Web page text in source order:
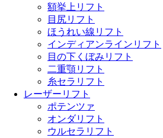
額挙上リフト
目尻リフト
ほうれい線リフト
インディアンラインリフト
目の下くぼみリフト
二重顎リフト
糸セラリフト
レーザーリフト
ポテンツァ
オンダリフト
ウルセラリフト